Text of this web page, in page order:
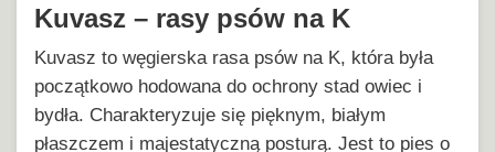
Kuvasz – rasy psów na K
Kuvasz to węgierska rasa psów na K, która była
początkowo hodowana do ochrony stad owiec i
bydła. Charakteryzuje się pięknym, białym
płaszczem i majestatyczną posturą. Jest to pies o